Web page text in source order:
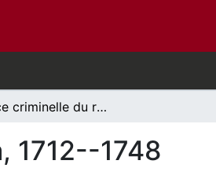
La justice criminelle du roi en Canada, 1712--1748
1712--1748